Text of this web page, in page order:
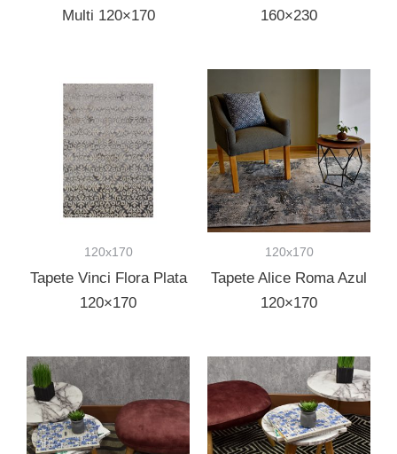
Multi 120×170
160×230
120x170
Tapete Vinci Flora Plata
120×170
120x170
Tapete Alice Roma Azul
120×170